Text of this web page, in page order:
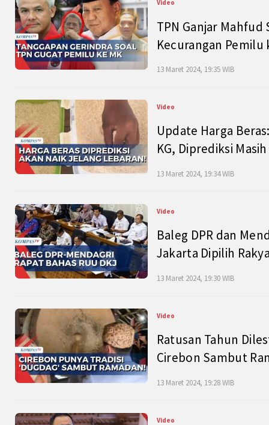
Video
TPN Ganjar Mahfud
Kecurangan Pemilu
13 Maret 2024, 19:35 WIB
Video
Update Harga
KG, Diprediksi
13 Maret 2024, 19:34 WIB
Video
Baleg DPR dan
Jakarta Dipilih
13 Maret 2024, 19:30 WIB
Video
Ratusan Tahun
Cirebon Sambut
13 Maret 2024, 19:28 WIB
Video